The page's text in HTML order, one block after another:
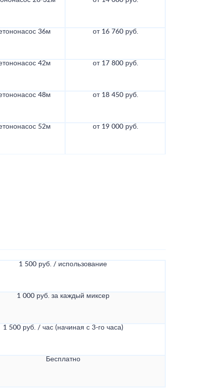
36м от 16 760 руб.
42м от 17 800 руб.
48м от 18 450 руб.
52м от 19 000 руб.
1 500 руб. / использование
1 000 руб. за каждый миксер
1 500 руб. / час (начиная с 3-го часа)
Бесплатно